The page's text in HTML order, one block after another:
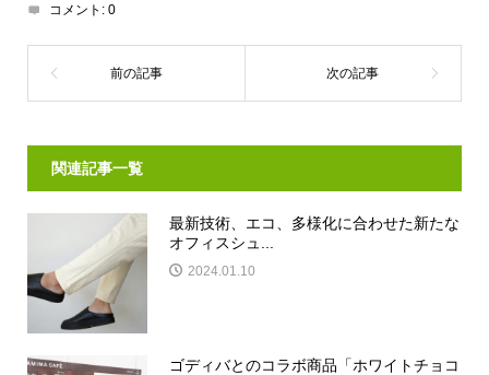
コメント: 0
関連記事一覧
最新技術、エコ、多様化に合わせた新たな
オフィスシュ...
2024.01.10
ゴディバとのコラボ商品「ホワイトチョコ